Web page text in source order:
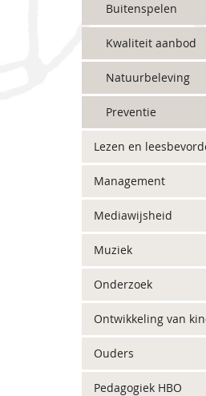
Buitenspelen
Kwaliteit aanbod
Natuurbeleving
Preventie
Lezen en
Management
Mediawijsheid
Muziek
Onderzoek
Ontwikkeling van
Ouders
Pedagogiek HBO